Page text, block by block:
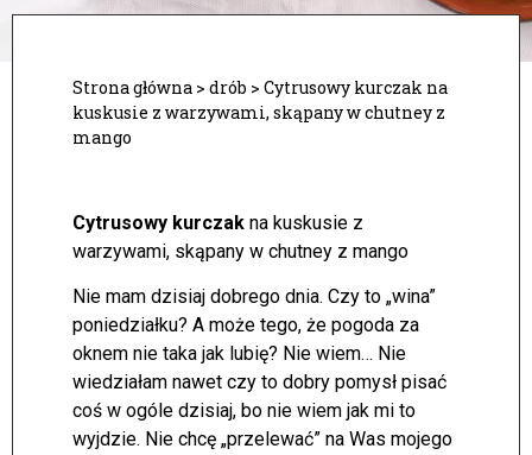
Strona główna > drób > Cytrusowy kurczak na
kuskusie z warzywami, skąpany w chutney z
mango
Cytrusowy kurczak na kuskusie z
warzywami, skąpany w chutney z mango
Nie mam dzisiaj dobrego dnia. Czy to „wina”
poniedziałku? A może tego, że pogoda za
oknem nie taka jak lubię? Nie wiem… Nie
wiedziałam nawet czy to dobry pomysł pisać
coś w ogóle dzisiaj, bo nie wiem jak mi to
wyjdzie. Nie chcę „przelewać” na Was mojego